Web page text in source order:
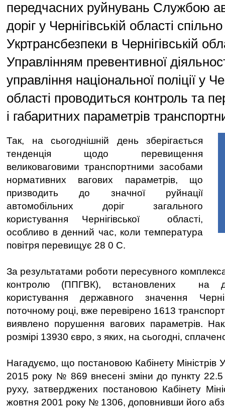
передчасних руйнувань Службою
доріг у Чернігівській області
Укртрансбезпеки в Чернігівській
Управлінням превентивної
управління національної поліції у
області проводиться контроль та
і габаритних параметрів
Так, на сьогоднішній день зберігається
тенденція щодо перевищення
великоваговими транспортними засобами
нормативних вагових параметрів, що
призводить до значної руйнації
автомобільних доріг загального
користування Чернігівської області,
особливо в денний час, коли температура
повітря перевищує 28 0 С.
За результатами роботи пересувного
контролю (ППГВК), встановлених на
користування державного значення
поточному році, вже перевірено 1613
виявлено порушення вагових параметрів.
розмірі 13930 євро, з яких, на сьогодні,
Нагадуємо, що постановою Кабінету Міністрів
2015 року № 869 внесені зміни до пункту
руху, затверджених постановою Кабінету
жовтня 2001 року № 1306, доповнивши його